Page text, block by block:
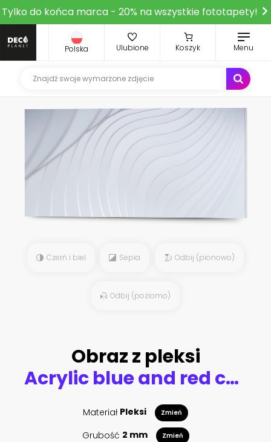
Tylko do końca marca - 20% na wszystkie fototapety!
Polska Ulubione Koszyk Menu
Czerń i biel Sepia Odbij (pionowo)
Odbij (poziomo)
Obraz z pleksi
Acrylic blue and red colors in water. Ink blot. Abstract black background.
Materiał Pleksi Zmień
Grubość 2 mm Zmień